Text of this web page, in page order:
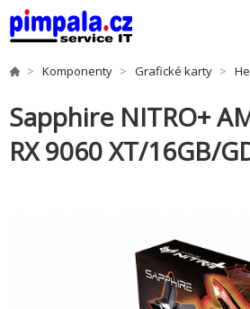
Komponenty Grafické karty
Sapphire NITRO+
RX 9060 XT/16GB/